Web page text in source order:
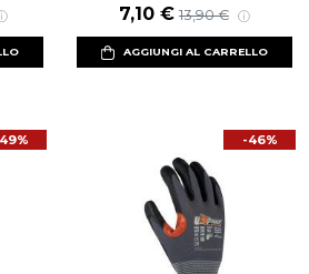
listino Prezzo scontato
7,10 € Prezzo di listino
13,90 €
AGGIUNGI AL CARRELLO
-46%